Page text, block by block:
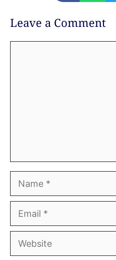
Leave a Comment
Name
Email
Website